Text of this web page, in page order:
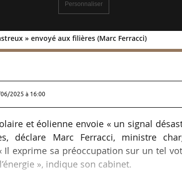
» envoyé aux filières (Marc Ferracci)
désastreux » envoyé aux
2025 à 16:00
et éolienne envoie « un signal
déclare Marc Ferracci, ministre
Il exprime sa préoccupation sur un tel
», indique son cabinet.
Personnaliser